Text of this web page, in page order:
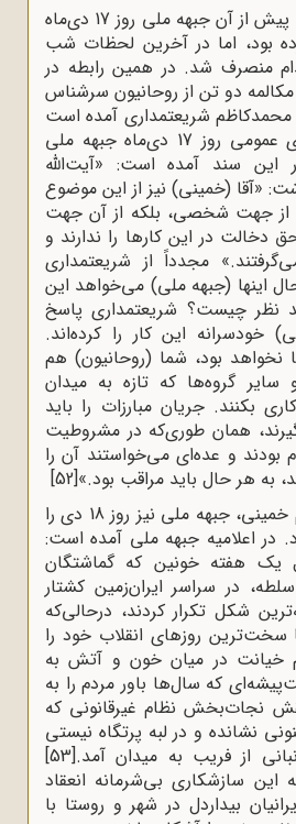
لازم به ذکر است که پیش از آن جبهه ملی روز 17 دی‌ماه
بود، اما در آخرین لحظات شب
منصرف شد. در همین رابطه در
دو تن از روحانیون سرشناس
محمدکاظم شریعتمداری آمده است
که در مورد اعلام عزای عمومی روز 17 دی‌ماه جبهه ملی
این سند آمده است: «آیت‌الله
«آقا (خمینی) نیز از این موضوع
از جهت شخصی، بلکه از آن جهت
دخالت در این کارها را ندارند و
مجدداً از شریعتمداری
اینها (جبهه ملی) می‌خواهد این
نظر چیست؟ شریعتمداری پاسخ
خودسرانه این کار را کرده‌اند.
نخواهد بود، شما (روحانیون) هم
و سایر گروه‌ها که تازه به میدان
بکنند. جریان مبارزات را باید
همان طوری‌که در مشروطیت
بودند و عده‌ای می‌خواستند آن را
به هر حال باید مراقب بود.»[52]
به دنبال دعوت امام خمینی، جبهه ملی نیز روز 18 دی را
در اعلامیه جبهه ملی آمده است:
یک هفته خونین که گماشتگان
در سراسر ایران‌زمین کشتار
شکل تکرار کردند، درحالی‌که
سخت‌ترین روزهای انقلاب خود را
خیانت در میان خون و آتش به
که سال‌ها باور مردم را به
نجات‌بخش نظام غیرقانونی که
نشانده و در لبه پرتگاه نیستی
از فریب به میدان آمد.[53]
این سازشکاری بی‌شرمانه انعقاد
بیداردل در شهر و روستا با